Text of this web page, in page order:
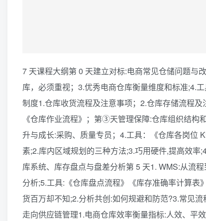
7 天课程大纲第 0 天建立对标:电商常见仓储问题与
库，必须重视；3.优秀电商仓库衡量维度和标准;4.
制度1.仓库收货流程及注意事项；2.仓库存储流程
《仓库作业流程》；第③天管理保障:仓库组织结构
升与成长:采购、质量专员；4.工具：《仓库各岗位
素;2.库内区域规划的三种方法;3.巧用硬件,提高效
库系统、库存盘点与盘差分析第 5 天1. WMS:从流
分析;5.工具:《仓库盘点流程》《库存准确率计算
货百万却不知;2.分析共创:如何规避和防范?3.常见
走向供应链管理1.电商仓库效率衡量指标:人效、平